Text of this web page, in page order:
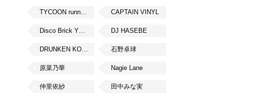
TYCOON running CAPTAIN VINYL
Disco Brick YOKOHAMA DJ HASEBE
DRUNKEN KONG 石野卓球
原菜乃華 Nagie Lane
仲里依紗 田中みな実